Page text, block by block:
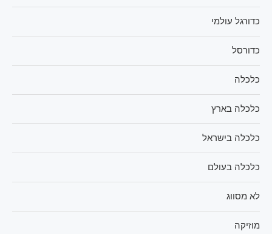
כדורגל עולמי
כדורסל
כלכלה
כלכלה בארץ
כלכלה בישראל
כלכלה בעולם
לא מסווג
מוזיקה